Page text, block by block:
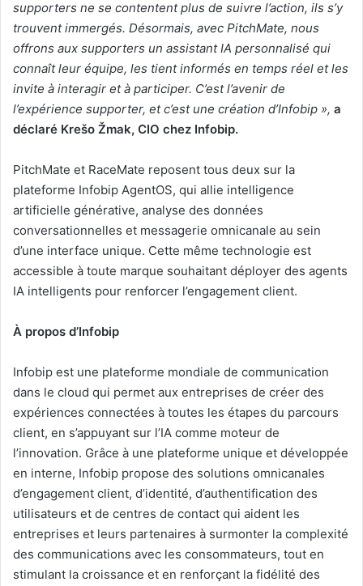
supporters ne se contentent plus de suivre l’action, ils s’y
trouvent immergés. Désormais, avec PitchMate, nous
offrons aux supporters un assistant IA personnalisé qui
connaît leur équipe, les tient informés en temps réel et les
invite à interagir et à participer. C’est l’avenir de
l’expérience supporter, et c’est une création d’Infobip », a
déclaré Krešo Žmak, CIO chez Infobip.
PitchMate et RaceMate reposent tous deux sur la
plateforme Infobip AgentOS, qui allie intelligence
artificielle générative, analyse des données
conversationnelles et messagerie omnicanale au sein
d’une interface unique. Cette même technologie est
accessible à toute marque souhaitant déployer des agents
IA intelligents pour renforcer l’engagement client.
À propos d’Infobip
Infobip est une plateforme mondiale de communication
dans le cloud qui permet aux entreprises de créer des
expériences connectées à toutes les étapes du parcours
client, en s’appuyant sur l’IA comme moteur de
l’innovation. Grâce à une plateforme unique et développée
en interne, Infobip propose des solutions omnicanales
d’engagement client, d’identité, d’authentification des
utilisateurs et de centres de contact qui aident les
entreprises et leurs partenaires à surmonter la complexité
des communications avec les consommateurs, tout en
stimulant la croissance et en renforçant la fidélité des